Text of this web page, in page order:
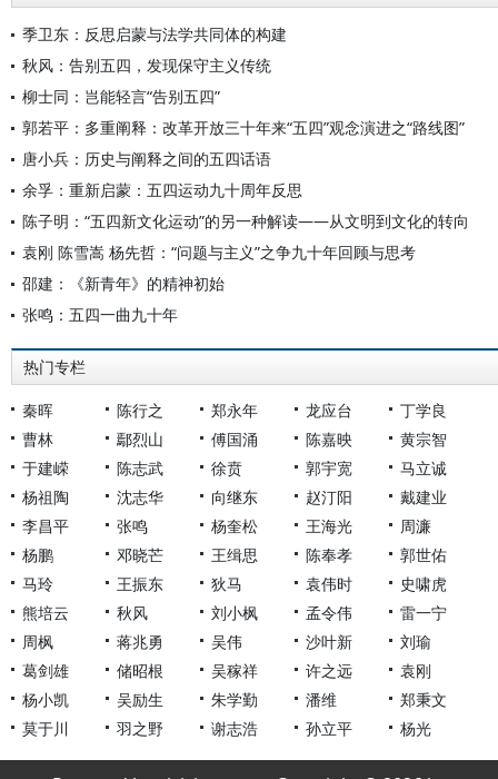
季卫东：反思启蒙与法学共同体的构建
秋风：告别五四，发现保守主义传统
柳士同：岂能轻言“告别五四”
郭若平：多重阐释：改革开放三十年来“五四”观念演进之“路线图”
唐小兵：历史与阐释之间的五四话语
余孚：重新启蒙：五四运动九十周年反思
陈子明：“五四新文化运动”的另一种解读——从文明到文化的转向
袁刚 陈雪嵩 杨先哲：“问题与主义”之争九十年回顾与思考
邵建：《新青年》的精神初始
张鸣：五四一曲九十年
热门专栏
秦晖 陈行之 郑永年 龙应台
丁学良
曹林
鄢烈山 傅国涌 陈嘉映
黄宗智
于建嵘
陈志武 徐贲 郭宇宽
马立诚
杨祖陶
沈志华 向继东 赵汀阳
戴建业
李昌平
张鸣 杨奎松 王海光
周濂
杨鹏
邓晓芒 王缉思 陈奉孝
郭世佑
马玲
王振东 狄马 袁伟时
史啸虎
熊培云
秋风 刘小枫 孟令伟
雷一宁
周枫
蒋兆勇 吴伟 沙叶新
刘瑜
葛剑雄
储昭根 吴稼祥 许之远
袁刚
杨小凯
吴励生 朱学勤 潘维
郑秉文
莫于川
羽之野 谢志浩 孙立平 杨光